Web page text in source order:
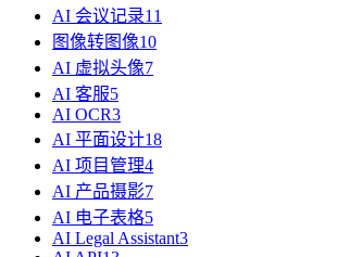
AI 会议记录11
图像转图像10
AI 虚拟头像7
AI 客服5
AI OCR3
AI 平面设计18
AI 项目管理4
AI 产品摄影7
AI 电子表格5
AI Legal Assistant3